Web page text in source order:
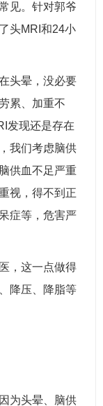
见。针对郭爷
头MRI和24小
头晕，没必要
累、加重不
发现还是存在
我们考虑脑供
供血不足严重
视，得不到正
症等，危害严
，这一点做得
降压、降脂等
为头晕、脑供